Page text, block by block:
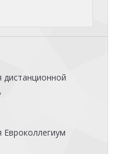
дистанционной
Евроколлегиум